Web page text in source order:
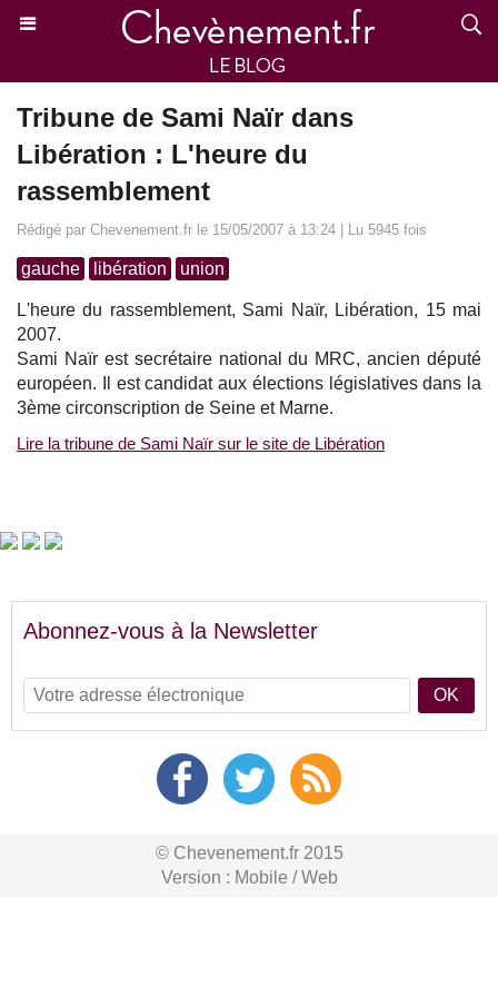
Tribune de Sami Naïr dans
Libération : L'heure du
rassemblement
Rédigé par Chevenement.fr le 15/05/2007 à 13:24 | Lu 5945 fois
gauche libération union
L'heure du rassemblement, Sami Naïr, Libération, 15 mai
2007.
Sami Naïr est secrétaire national du MRC, ancien député
européen. Il est candidat aux élections législatives dans la
3ème circonscription de Seine et Marne.
Lire la tribune de Sami Naïr sur le site de Libération
Abonnez-vous à la Newsletter
OK
© Chevenement.fr 2015
Version : Mobile /Web